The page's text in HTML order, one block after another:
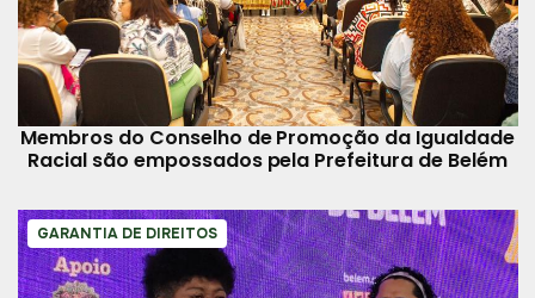
Membros do Conselho de Promoção da Igualdade
Racial são empossados pela Prefeitura de Belém
GARANTIA DE DIREITOS